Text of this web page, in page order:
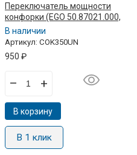
Переключатель мощности
конфорки (EGO 50.87021.000,
черный корпус, белый шток, без
расширения)
В наличии
Артикул: COK350UN
950 ₽
– +
В корзину
В 1 клик